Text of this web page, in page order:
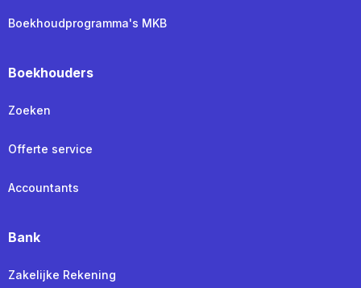
Boekhoudprogramma's MKB
Boekhouders
Zoeken
Offerte service
Accountants
Bank
Zakelijke Rekening